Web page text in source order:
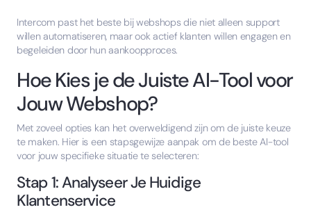
Intercom past het beste bij webshops die niet alleen support
willen automatiseren, maar ook actief klanten willen engagen en
begeleiden door hun aankoopproces.
Hoe Kies je de Juiste AI-Tool voor
Jouw Webshop?
Met zoveel opties kan het overweldigend zijn om de juiste keuze
te maken. Hier is een stapsgewijze aanpak om de beste AI-tool
voor jouw specifieke situatie te selecteren:
Stap 1: Analyseer Je Huidige
Klantenservice